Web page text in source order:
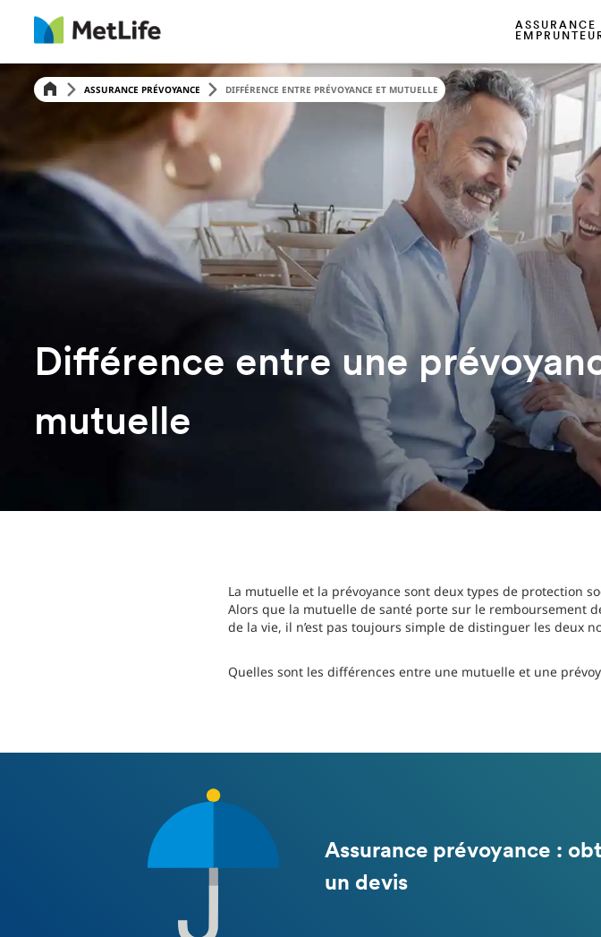
ASSURANCE
ASSURANCE PRÉVOYANCE DIFFÉRENCE ENTRE PRÉVOYANCE ET MUTUELLE
Différence entre une
mutuelle
La mutuelle et la prévoyance sont deux types de protection
Alors que la mutuelle de santé porte sur le remboursement
de la vie, il n’est pas toujours simple de distinguer les deux
Quelles sont les différences entre une mutuelle et une
Assurance prévoyance :
un devis